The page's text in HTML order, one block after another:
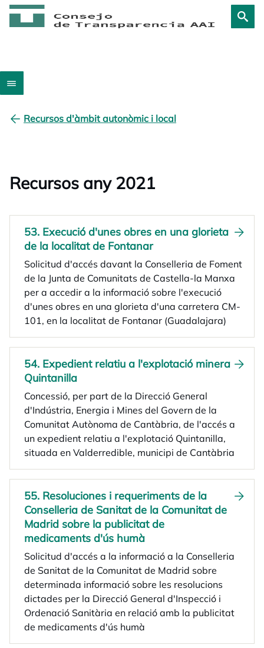
Recursos d'àmbit autonòmic i local
Recursos any 2021
53. Execució d'unes obres en una glorieta
de la localitat de Fontanar
Solicitud d'accés davant la Conselleria de Foment
de la Junta de Comunitats de Castella-la Manxa
per a accedir a la informació sobre l'execució
d'unes obres en una glorieta d'una carretera CM-
101, en la localitat de Fontanar (Guadalajara)
54. Expedient relatiu a l'explotació minera
Quintanilla
Concessió, per part de la Direcció General
d'Indústria, Energia i Mines del Govern de la
Comunitat Autònoma de Cantàbria, de l'accés a
un expedient relatiu a l'explotació Quintanilla,
situada en Valderredible, municipi de Cantàbria
55. Resoluciones i requeriments de la
Conselleria de Sanitat de la Comunitat de
Madrid sobre la publicitat de
medicaments d'ús humà
Solicitud d'accés a la informació a la Conselleria
de Sanitat de la Comunitat de Madrid sobre
determinada informació sobre les resolucions
dictades per la Direcció General d'Inspecció i
Ordenació Sanitària en relació amb la publicitat
de medicaments d'ús humà